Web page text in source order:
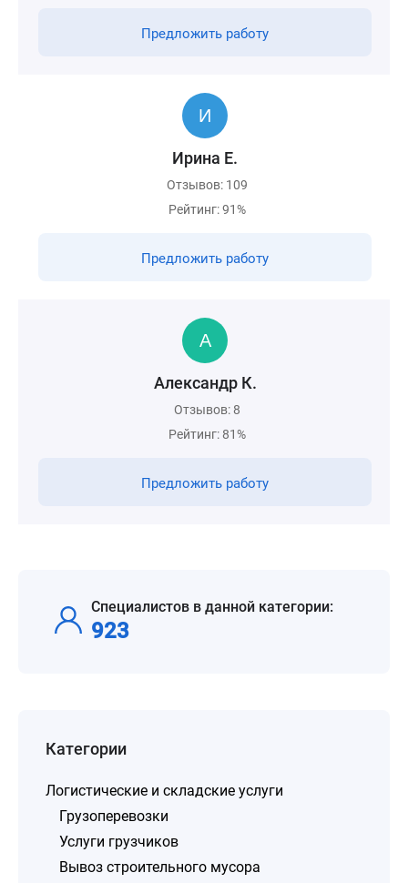
Предложить работу
Ирина Е.
Отзывов: 109
Рейтинг: 91%
Предложить работу
Александр К.
Отзывов: 8
Рейтинг: 81%
Предложить работу
Специалистов в данной категории:
923
Категории
Логистические и складские услуги
Грузоперевозки
Услуги грузчиков
Вывоз строительного мусора